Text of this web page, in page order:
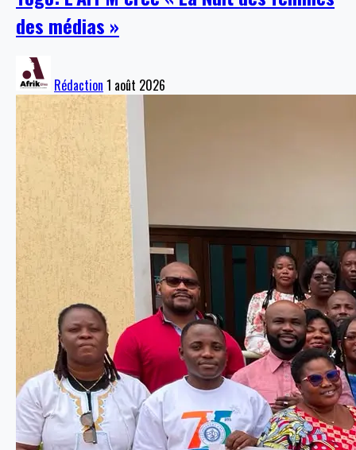
des médias »
Rédaction 1 août 2026